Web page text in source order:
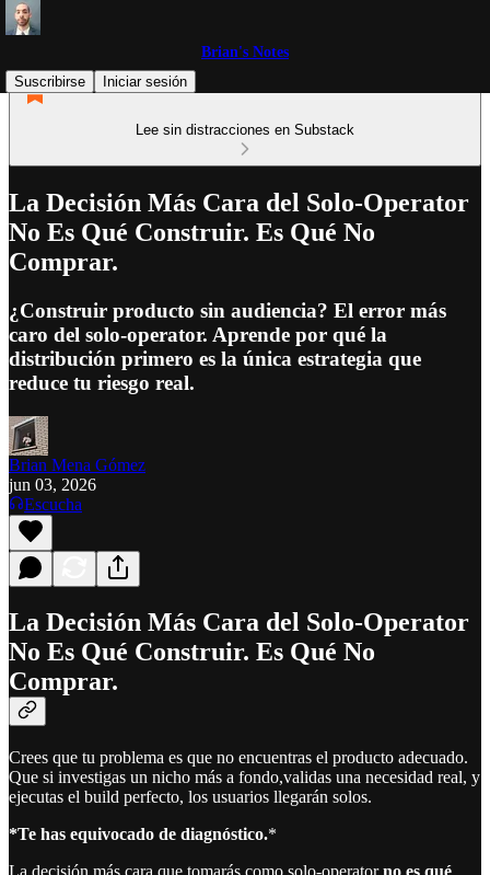
Brian's Notes
Suscribirse
Iniciar sesión
Lee sin distracciones en Substack
La Decisión Más Cara del Solo-Operator
No Es Qué Construir. Es Qué No
Comprar.
¿Construir producto sin audiencia? El error más
caro del solo-operator. Aprende por qué la
distribución primero es la única estrategia que
reduce tu riesgo real.
Brian Mena Gómez
jun 03, 2026
Escucha
La Decisión Más Cara del Solo-Operator
No Es Qué Construir. Es Qué No
Comprar.
Crees que tu problema es que no encuentras el producto adecuado.
Que si investigas un nicho más a fondo,validas una necesidad real, y
ejecutas el build perfecto, los usuarios llegarán solos.
*Te has equivocado de diagnóstico.*